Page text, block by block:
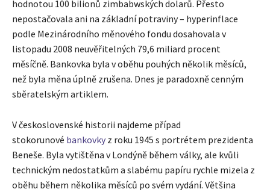
hodnotou 100 bilionů zimbabwských dolarů. Přesto
nepostačovala ani na základní potraviny – hyperinflace
podle Mezinárodního měnového fondu dosahovala v
listopadu 2008 neuvěřitelných 79,6 miliard procent
měsíčně. Bankovka byla v oběhu pouhých několik měsíců,
než byla měna úplně zrušena. Dnes je paradoxně cenným
sběratelským artiklem.
V československé historii najdeme případ
stokorunové bankovky z roku 1945 s portrétem prezidenta
Beneše. Byla vytištěna v Londýně během války, ale kvůli
technickým nedostatkům a slabému papíru rychle mizela z
oběhu během několika měsíců po svém vydání. Většina